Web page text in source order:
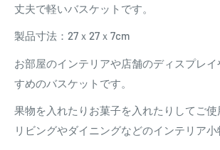
丈夫で軽いバスケットです。
製品寸法：27ｘ27ｘ7cm
お部屋のインテリアや店舗のディスプレ
すめのバスケットです。
果物を入れたりお菓子を入れたりしてご使
リビングやダイニングなどのインテリア小